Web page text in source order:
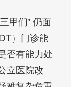
甲们” 仍面
）门诊能
否有能力处
立医院改